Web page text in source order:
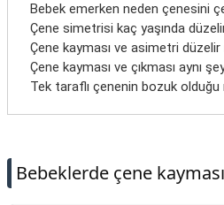
Bebek emerken neden çenesini
Çene simetrisi kaç yaşında
Çene kayması ve asimetri düzelir
Çene kayması ve çıkması aynı
Tek taraflı çenenin bozuk olduğu
Bebeklerde çene